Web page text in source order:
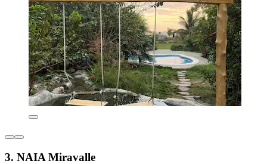
3. NAIA Miravalle